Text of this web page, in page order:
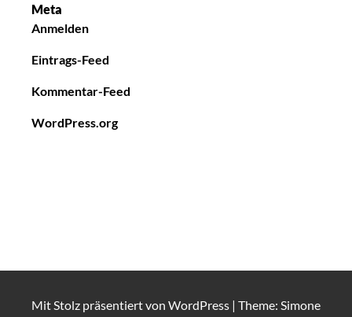
Meta
Anmelden
Eintrags-Feed
Kommentar-Feed
WordPress.org
Mit Stolz präsentiert von WordPress | Theme: Simone